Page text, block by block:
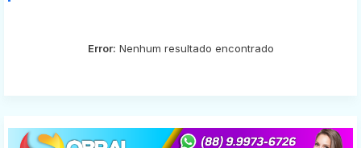
Error: Nenhum resultado encontrado